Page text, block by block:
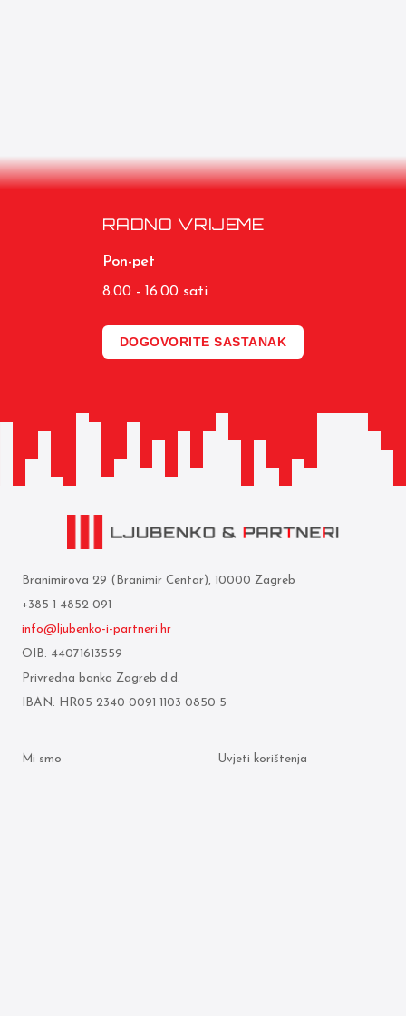
RADNO VRIJEME
Pon-pet
8.00 - 16.00 sati
DOGOVORITE SASTANAK
Branimirova 29 (Branimir Centar), 10000 Zagreb
+385 1 4852 091
info@ljubenko-i-partneri.hr
OIB: 44071613559
Privredna banka Zagreb d.d.
IBAN: HR05 2340 0091 1103 0850 5
Mi smo Uvjeti korištenja